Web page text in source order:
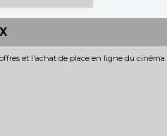
et l'achat de place en ligne du cinéma.